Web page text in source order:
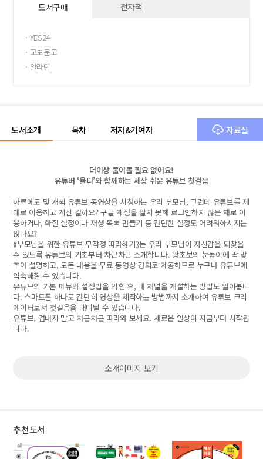
도서구매 전자책
· YES24
· 교보문고
· 알라딘
도서소개 목차 저자&기여자 자료실
더이상 물어볼 필요 없어요!
유튜버 ‘욜디’와 함께하는 세상 쉬운 유튜브 첫걸음
하루에도 몇 개씩 유튜브 동영상을 시청하는 우리 부모님, 그런데 유튜브를 제
대로 이용하고 계신 걸까요? 구글 계정을 알지 못해 로그인하지 않은 채로 이
용하거나, 화질 설정이나 재생 목록 만들기 등 간단한 설정도 어려워하시지는
않나요?
⟪부모님을 위한 유튜브 무작정 따라하기⟫는 우리 부모님이 자신감을 되찾을
수 있도록 유튜브의 기초부터 차근차근 소개합니다. 왕초보의 눈높이에 딱 맞
추어 설명하고, 모든 내용을 무료 동영상 강의로 제공하므로 누구나 유튜브에
익숙해질 수 있습니다.
유튜브의 기본 메뉴와 설정법을 익힌 후, 내 채널을 개설하는 방법도 알아봅니
다. 스마트폰 하나로 간단히 영상을 제작하는 방법까지 소개하여 유튜브 크리
에이터로서 첫걸음을 내디딜 수 있습니다.
유튜브, 겁내지 말고 차근차근 따라와 보세요. 새로운 일상이 지금부터 시작됩
니다.
소개이미지 보기
추천도서